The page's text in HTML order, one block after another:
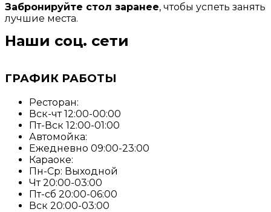
Забронируйте стол заранее, чтобы успеть занять
лучшие места.
Наши соц. сети
ГРАФИК РАБОТЫ
Ресторан:
Вск-чт 12:00-00:00
Пт-Вск 12:00-01:00
Автомойка:
Ежедневно 09:00-23:00
Караоке:
Пн-Ср: Выходной
Чт 20:00-03:00
Пт-сб 20:00-06:00
Вск 20:00-03:00